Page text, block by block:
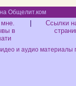
Общелит.ком
в
Ссылки
и аудио